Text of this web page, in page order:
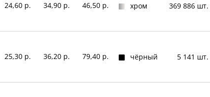
24,60 р. 34,90 р. 46,50 р. хром 369 886 шт.
25,30 р. 36,20 р. 79,40 р. чёрный 5 141 шт.